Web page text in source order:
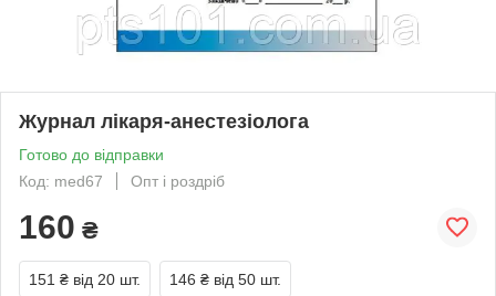
Журнал лікаря-анестезіолога
Готово до відправки
Код: med67
Опт і роздріб
160 ₴
151 ₴ від 20 шт. 146 ₴ від 50 шт.